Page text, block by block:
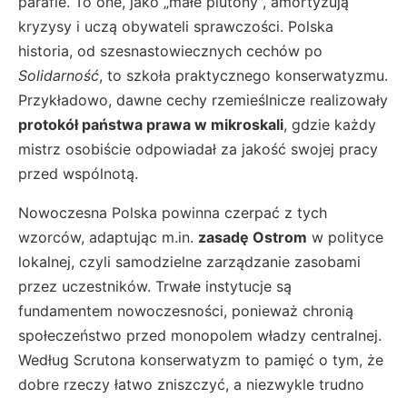
kryzysy i uczą obywateli sprawczości. Polska
historia, od szesnastowiecznych cechów po
Solidarność, to szkoła praktycznego konserwatyzmu.
Przykładowo, dawne cechy rzemieślnicze realizowały
protokół państwa prawa w mikroskali, gdzie każdy
mistrz osobiście odpowiadał za jakość swojej pracy
przed wspólnotą.
Nowoczesna Polska powinna czerpać z tych
wzorców, adaptując m.in. zasadę Ostrom w polityce
lokalnej, czyli samodzielne zarządzanie zasobami
przez uczestników. Trwałe instytucje są
fundamentem nowoczesności, ponieważ chronią
społeczeństwo przed monopolem władzy centralnej.
Według Scrutona konserwatyzm to pamięć o tym, że
dobre rzeczy łatwo zniszczyć, a niezwykle trudno